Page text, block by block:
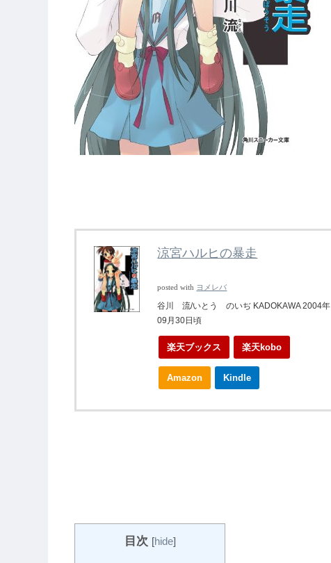
涼宮ハルヒの暴走
posted with ヨメレバ
谷川 流/いとう のいぢ KADOKAWA 2004年
09月30日頃
楽天ブックス 楽天kobo
Amazon Kindle
目次 [hide]